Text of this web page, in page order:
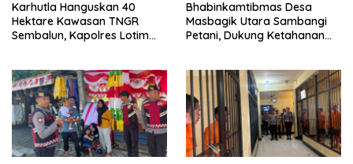
Karhutla Hanguskan 40
Hektare Kawasan TNGR
Sembalun, Kapolres Lotim
Bhabinkamtibmas Desa
Masbagik Utara Sambangi
Petani, Dukung Ketahanan